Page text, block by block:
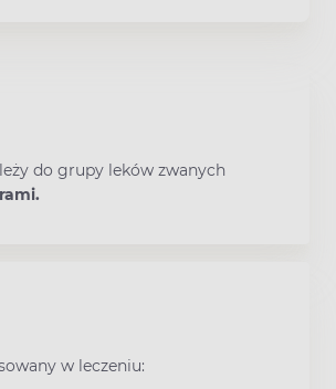
do grupy leków zwanych
w leczeniu: